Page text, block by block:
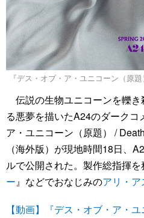
『デス・オブ・ア・ユニコーン（原
伝説の生物ユニコーンを轢き
る悪夢を描いたA24のダークコ
ア・ユニコーン（原題） /
（海外版）が現地時間18日、
ルで公開された。製作総指揮
ー』などでおなじみのアリ・ア
【動画】『デス・オブ・ア・